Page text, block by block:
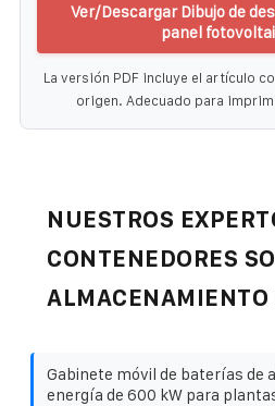
Ver/Descargar Dibujo de
panel
La versión PDF incluye el artículo
origen. Adecuado para
NUESTROS
CONTENEDORES
ALMACENAMIENTO
Gabinete móvil de baterías de
energía de 600 kW para